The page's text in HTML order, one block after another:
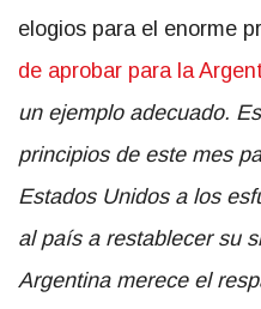
elogios para el enorme
de aprobar para la
un ejemplo adecuado.
principios de este mes
Estados Unidos a los
al país a restablecer su
Argentina merece el